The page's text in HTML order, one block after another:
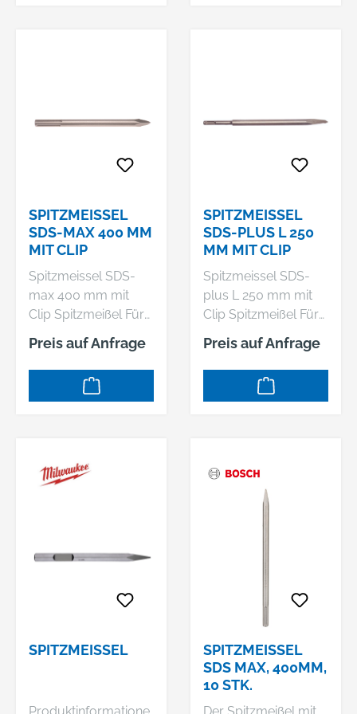
Lebensdauer und
spezielle Design der
Arbeit des Meißels
mit hoher
ohne Verklemmen.
SPITZMEISSEL
SDS-MAX 400 MM
MIT CLIP
Spitzmeissel SDS-
max 400 mm mit
Clip Spitzmeißel Für
allgemeine Meißel-
und
Aufbrucharbeiten
Preis auf Anfrage
SPITZMEISSEL
SDS-PLUS L 250
MM MIT CLIP
Spitzmeissel SDS-
plus L 250 mm mit
Clip Spitzmeißel Für
allgemeine Meißel-
und
Aufbrucharbeiten
Preis auf Anfrage
SPITZMEISSEL
Produktinformatione
SPITZMEISSEL S
DS MAX, 400MM, 1
0 STK.
Der Spitzmeißel mit